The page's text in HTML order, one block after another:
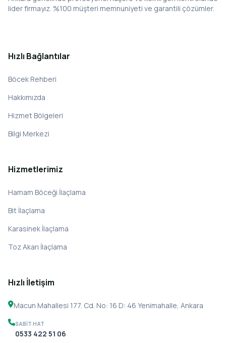
lider firmayız. %100 müşteri memnuniyeti ve garantili çözümler.
Hızlı Bağlantılar
Böcek Rehberi
Hakkımızda
Hizmet Bölgeleri
Bilgi Merkezi
Hizmetlerimiz
Hamam Böceği İlaçlama
Bit İlaçlama
Karasinek İlaçlama
Toz Akarı İlaçlama
Hızlı İletişim
Macun Mahallesi 177. Cd. No: 16 D: 46 Yenimahalle, Ankara
SABIT HAT
0533 422 51 06